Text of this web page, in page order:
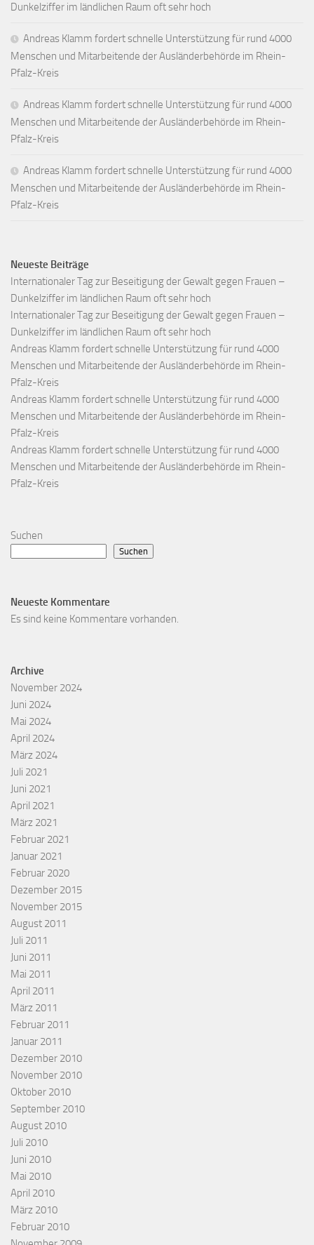
Dunkelziffer im ländlichen Raum oft sehr hoch
Andreas Klamm fordert schnelle Unterstützung für rund 4000
Menschen und Mitarbeitende der Ausländerbehörde im Rhein-
Pfalz-Kreis
Andreas Klamm fordert schnelle Unterstützung für rund 4000
Menschen und Mitarbeitende der Ausländerbehörde im Rhein-
Pfalz-Kreis
Andreas Klamm fordert schnelle Unterstützung für rund 4000
Menschen und Mitarbeitende der Ausländerbehörde im Rhein-
Pfalz-Kreis
Neueste Beiträge
Internationaler Tag zur Beseitigung der Gewalt gegen Frauen –
Dunkelziffer im ländlichen Raum oft sehr hoch
Internationaler Tag zur Beseitigung der Gewalt gegen Frauen –
Dunkelziffer im ländlichen Raum oft sehr hoch
Andreas Klamm fordert schnelle Unterstützung für rund 4000
Menschen und Mitarbeitende der Ausländerbehörde im Rhein-
Pfalz-Kreis
Andreas Klamm fordert schnelle Unterstützung für rund 4000
Menschen und Mitarbeitende der Ausländerbehörde im Rhein-
Pfalz-Kreis
Andreas Klamm fordert schnelle Unterstützung für rund 4000
Menschen und Mitarbeitende der Ausländerbehörde im Rhein-
Pfalz-Kreis
Suchen
Suchen
Neueste Kommentare
Es sind keine Kommentare vorhanden.
Archive
November 2024
Juni 2024
Mai 2024
April 2024
März 2024
Juli 2021
Juni 2021
April 2021
März 2021
Februar 2021
Januar 2021
Februar 2020
Dezember 2015
November 2015
August 2011
Juli 2011
Juni 2011
Mai 2011
April 2011
März 2011
Februar 2011
Januar 2011
Dezember 2010
November 2010
Oktober 2010
September 2010
August 2010
Juli 2010
Juni 2010
Mai 2010
April 2010
März 2010
Februar 2010